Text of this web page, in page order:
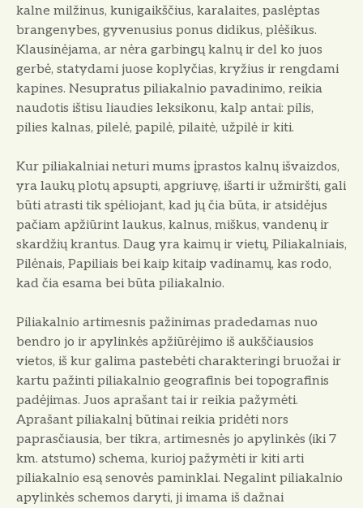
kalne milžinus, kunigaikščius, karalaites, paslėptas
brangenybes, gyvenusius ponus didikus, plėšikus.
Klausinėjama, ar nėra garbingų kalnų ir del ko juos
gerbė, statydami juose koplyčias, kryžius ir rengdami
kapines. Nesupratus piliakalnio pavadinimo, reikia
naudotis ištisu liaudies leksikonu, kalp antai: pilis,
pilies kalnas, pilelė, papilė, pilaitė, užpilė ir kiti.
Kur piliakalniai neturi mums įprastos kalnų išvaizdos,
yra laukų plotų apsupti, apgriuvę, išarti ir užmiršti, gali
būti atrasti tik spėliojant, kad jų čia būta, ir atsidėjus
pačiam apžiūrint laukus, kalnus, miškus, vandenų ir
skardžių krantus. Daug yra kaimų ir vietų, Piliakalniais,
Pilėnais, Papiliais bei kaip kitaip vadinamų, kas rodo,
kad čia esama bei būta piliakalnio.
Piliakalnio artimesnis pažinimas pradedamas nuo
bendro jo ir apylinkės apžiūrėjimo iš aukščiausios
vietos, iš kur galima pastebėti charakteringi bruožai ir
kartu pažinti piliakalnio geografinis bei topografinis
padėjimas. Juos aprašant tai ir reikia pažymėti.
Aprašant piliakalnį būtinai reikia pridėti nors
paprasčiausia, ber tikra, artimesnės jo apylinkės (iki 7
km. atstumo) schema, kurioj pažymėti ir kiti arti
piliakalnio esą senovės paminklai. Negalint piliakalnio
apylinkės schemos daryti, ji imama iš dažnai